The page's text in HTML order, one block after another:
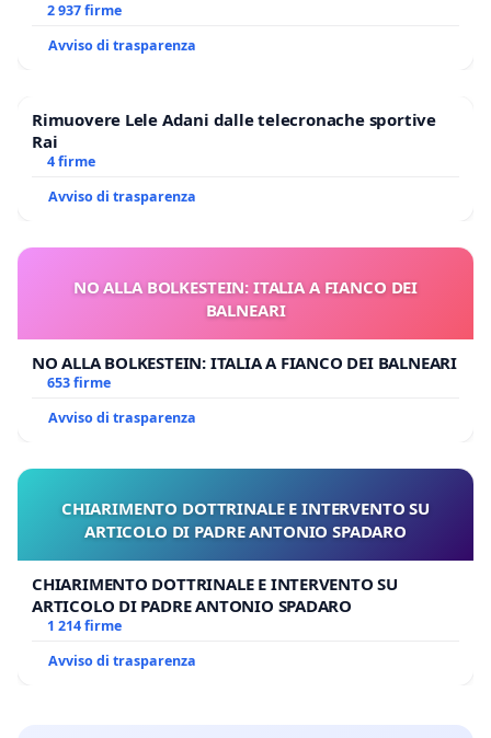
2 937 firme
Avviso di trasparenza
Rimuovere Lele Adani dalle telecronache sportive
Rai
4 firme
Avviso di trasparenza
NO ALLA BOLKESTEIN: ITALIA A FIANCO DEI
BALNEARI
NO ALLA BOLKESTEIN: ITALIA A FIANCO DEI BALNEARI
653 firme
Avviso di trasparenza
CHIARIMENTO DOTTRINALE E INTERVENTO SU
ARTICOLO DI PADRE ANTONIO SPADARO
CHIARIMENTO DOTTRINALE E INTERVENTO SU
ARTICOLO DI PADRE ANTONIO SPADARO
1 214 firme
Avviso di trasparenza